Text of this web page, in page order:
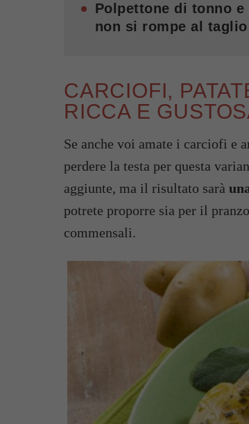
Polpettone di tonno
non si rompe al taglio
CARCIOFI,
RICCA E
Se anche voi amate i carciofi e
perdere la testa per questa
aggiunte, ma il risultato sarà
potrete proporre sia per il
commensali.